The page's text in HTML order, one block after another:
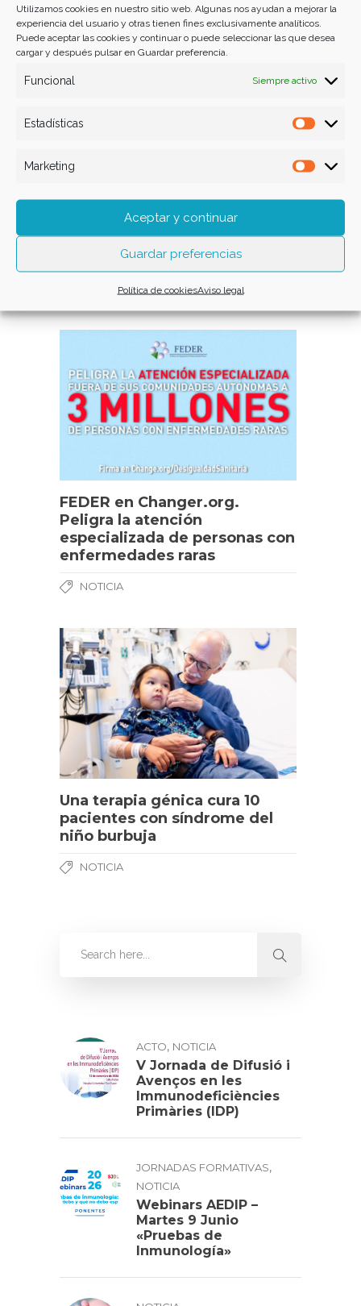
Utilizamos cookies en nuestro sitio web. Algunas nos ayudan a mejorar la
experiencia del usuario y otras tienen fines exclusivamente analíticos.
Puede aceptar las cookies y continuar o puede seleccionar las que desea
cargar y después pulsar en Guardar preferencia.
Funcional Siempre activo
Estadísticas
Marketing
Aceptar y continuar
Guardar preferencias
Política de cookiesAviso legal
Related Posts
Guía para el cuidado de
mascotas con pacientes
trasplantados
NOTICIA
FEDER en Changer.org.
Peligra la atención
especializada de personas con
enfermedades raras
NOTICIA
Una terapia génica cura 10
pacientes con síndrome del
niño burbuja
NOTICIA
ACTO, NOTICIA
V Jornada de Difusió i
Avenços en les
Immunodeficiències
Primàries (IDP)
JORNADAS FORMATIVAS,
NOTICIA
Webinars AEDIP –
Martes 9 Junio
«Pruebas de
Inmunología»